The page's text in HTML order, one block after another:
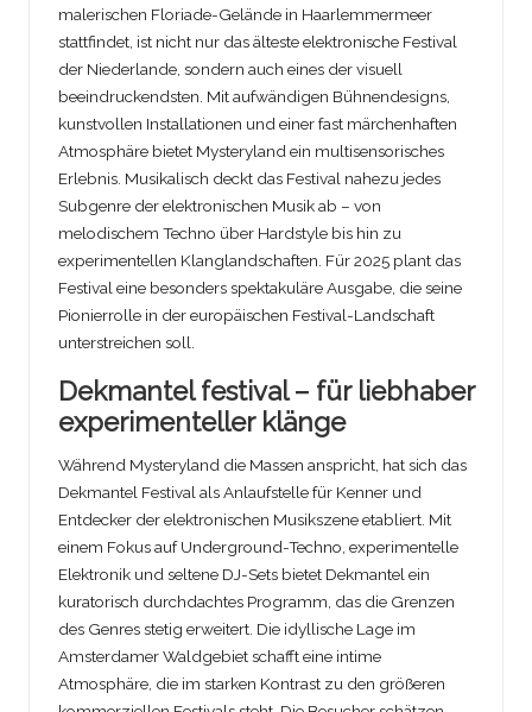
malerischen Floriade-Gelände in Haarlemmermeer
stattfindet, ist nicht nur das älteste elektronische Festival
der Niederlande, sondern auch eines der visuell
beeindruckendsten. Mit aufwändigen Bühnendesigns,
kunstvollen Installationen und einer fast märchenhaften
Atmosphäre bietet Mysteryland ein multisensorisches
Erlebnis. Musikalisch deckt das Festival nahezu jedes
Subgenre der elektronischen Musik ab – von
melodischem Techno über Hardstyle bis hin zu
experimentellen Klanglandschaften. Für 2025 plant das
Festival eine besonders spektakuläre Ausgabe, die seine
Pionierrolle in der europäischen Festival-Landschaft
unterstreichen soll.
Dekmantel festival – für liebhaber
experimenteller klänge
Während Mysteryland die Massen anspricht, hat sich das
Dekmantel Festival als Anlaufstelle für Kenner und
Entdecker der elektronischen Musikszene etabliert. Mit
einem Fokus auf Underground-Techno, experimentelle
Elektronik und seltene DJ-Sets bietet Dekmantel ein
kuratorisch durchdachtes Programm, das die Grenzen
des Genres stetig erweitert. Die idyllische Lage im
Amsterdamer Waldgebiet schafft eine intime
Atmosphäre, die im starken Kontrast zu den größeren